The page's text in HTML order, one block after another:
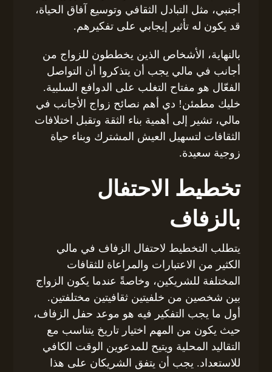
أجنبي، مثل التبادل الثقافي وتوسيع آفاق الحياة،
قد يكون له تأثير إيجابي على تفكيرهم.
بالنهاية، الأشخاص الذين يخططون للزواج من
أجانب في مالي يجب أن يتذكروا أن التواصل
الفعّال هو مفتاح التغلب على الدوافع السلبية.
خليك مطمئن! دي أهم نصائح زواج الأجانب في
مالي، تشير إلى أهمية بناء الثقة وتقبل اختلافات
الثقافات لتسهيل العيش المشترك وبناء حياة
زوجية سعيدة.
تخطيط الاحتفال
بالزفاف
يتطلب التخطيط لاحتفال الزفاف في مالي
الكثير من الاعتبارات والمراعاة للثقافات
المختلفة للشريكين، وخاصةً عندما يكون الزواج
بين شخصين من خلفيتين ثقافيتين مختلفتين.
أول ما يجب التفكير فيه هو موعد حفل الزفاف،
حيث يكون من المهم اختيار تاريخ يتناسب مع
التقاليد المحلية ويتيح للمدعوين الوقت الكافي
للاستعداد. يجب أن يتفق الشريكان على هذا